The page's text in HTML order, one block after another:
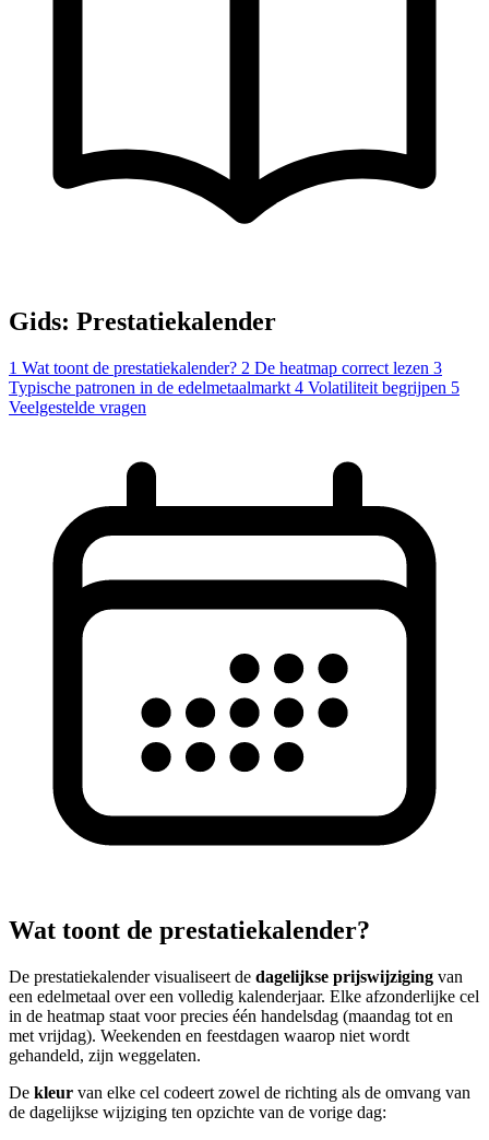
Gids: Prestatiekalender
1 Wat toont de prestatiekalender? 2 De heatmap correct lezen 3
Typische patronen in de edelmetaalmarkt 4 Volatiliteit begrijpen 5
Veelgestelde vragen
Wat toont de prestatiekalender?
De prestatiekalender visualiseert de dagelijkse prijswijziging van
een edelmetaal over een volledig kalenderjaar. Elke afzonderlijke cel
in de heatmap staat voor precies één handelsdag (maandag tot en
met vrijdag). Weekenden en feestdagen waarop niet wordt
gehandeld, zijn weggelaten.
De kleur van elke cel codeert zowel de richting als de omvang van
de dagelijkse wijziging ten opzichte van de vorige dag: